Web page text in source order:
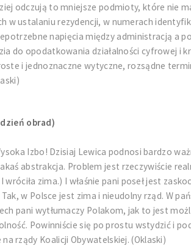
odczują to mniejsze podmioty, które nie
w ustalaniu rezydencji, w numerach
napięcia między administracją a
do opodatkowania działalności cyfrowej i
i jednoznaczne wytyczne, rozsądne
obrad)
Izbo! Dzisiaj Lewica podnosi bardzo
abstrakcja. Problem jest rzeczywiście
zima.) I właśnie pani poseł jest
w Polsce jest zima i nieudolny rząd. W
pani wytłumaczy Polakom, jak to jest
Powinniście się po prostu wstydzić i
rządy Koalicji Obywatelskiej. (Oklaski)